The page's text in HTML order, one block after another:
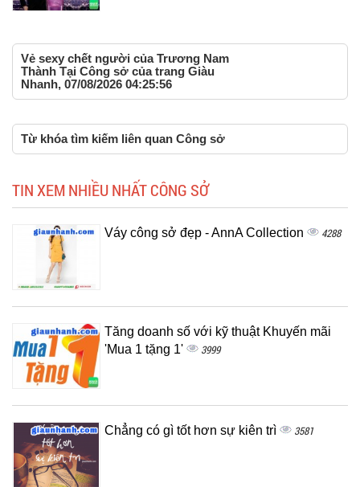
Vẻ sexy chết người của Trương Nam
Thành Tại Công sở của trang Giàu
Nhanh, 07/08/2026 04:25:56
Từ khóa tìm kiếm liên quan Công sở
TIN XEM NHIỀU NHẤT CÔNG SỞ
Váy công sở đẹp - AnnA Collection 4288
Tăng doanh số với kỹ thuật Khuyến mãi
'Mua 1 tặng 1'
3999
Chẳng có gì tốt hơn sự kiên trì 3581